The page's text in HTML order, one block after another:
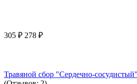
305 ₽ 278 ₽
Травяной сбор "Сердечно-